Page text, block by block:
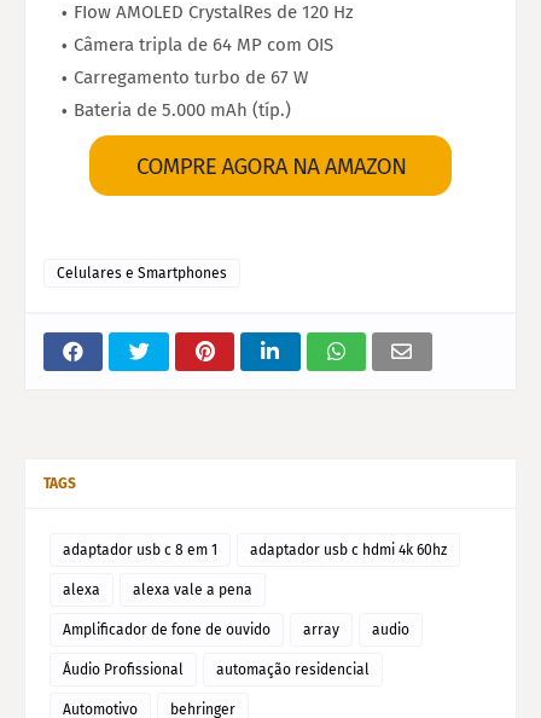
FIow AMOLED CrystalRes de 120 Hz
Câmera tripla de 64 MP com OIS
Carregamento turbo de 67 W
Bateria de 5.000 mAh (típ.)
Celulares e Smartphones
TAGS
adaptador usb c 8 em 1 adaptador usb c hdmi 4k 60hz
alexa alexa vale a pena
Amplificador de fone de ouvido array audio
Áudio Profissional automação residencial
Automotivo behringer